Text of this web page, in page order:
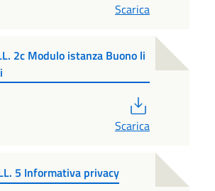
Scarica
2c Modulo istanza Buono li
Scarica
5 Informativa privacy